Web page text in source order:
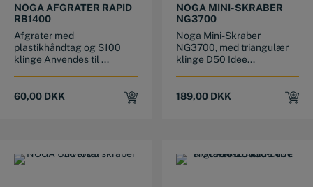
NOGA AFGRATER RAPID
RB1400
Afgrater med
plastikhåndtag og S100
klinge Anvendes til ...
60,00 DKK
NOGA MINI-SKRABER
NG3700
Noga Mini-Skraber
NG3700, med triangulær
klinge D50 Idee...
189,00 DKK